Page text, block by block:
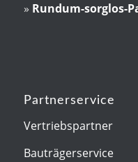
» Rundum-sorglos-
Partnerservice
Vertriebspartner
Bauträgerservice